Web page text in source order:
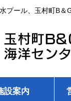
プール、玉村町B＆
設案内